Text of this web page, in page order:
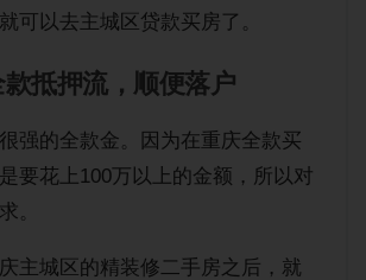
可以去主城区贷款买房了。
抵押流，顺便落户
强的全款金。因为在重庆全款买
要花上100万以上的金额，所以对
。
主城区的精装修二手房之后，就